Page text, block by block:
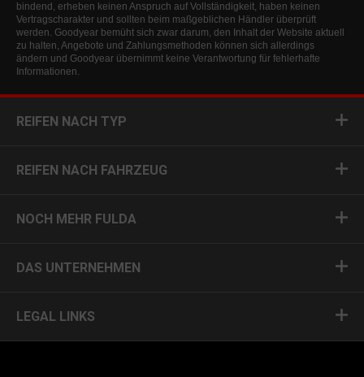
bindend, erheben keinen Anspruch auf Vollständigkeit, haben keinen
Vertragscharakter und sollten beim maßgeblichen Händler überprüft
werden. Goodyear bemüht sich zwar darum, den Inhalt der Website aktuell
zu halten, Angebote und Zahlungsmethoden können sich allerdings
ändern und Goodyear übernimmt keine Verantwortung für fehlerhafte
Informationen.
REIFEN NACH TYP
REIFEN NACH FAHRZEUG
NOCH MEHR FULDA
DAS UNTERNEHMEN
LEGAL LINKS